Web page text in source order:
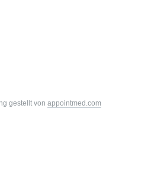
gestellt von appointmed.com